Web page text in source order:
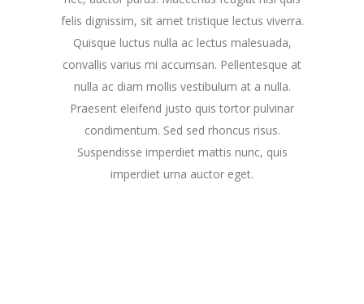
felis dignissim, sit amet tristique lectus viverra.
Quisque luctus nulla ac lectus malesuada,
convallis varius mi accumsan. Pellentesque at
nulla ac diam mollis vestibulum at a nulla.
Praesent eleifend justo quis tortor pulvinar
condimentum. Sed sed rhoncus risus.
Suspendisse imperdiet mattis nunc, quis
imperdiet urna auctor eget.